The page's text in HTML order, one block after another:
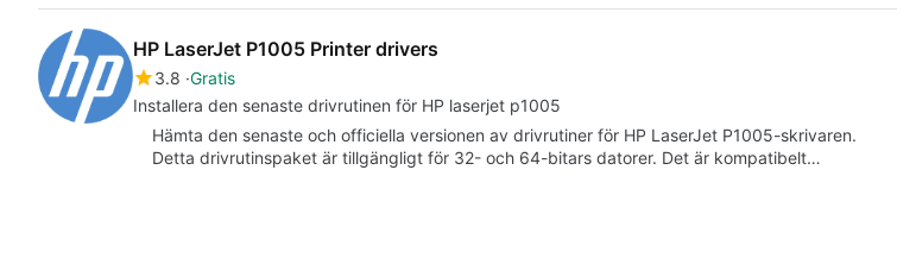
HP LaserJet P1005 Printer drivers
3.8 Gratis
Installera den senaste drivrutinen för HP laserjet p1005
Hämta den senaste och officiella versionen av drivrutiner för HP LaserJet P1005-skrivaren.
Detta drivrutinspaket är tillgängligt för 32- och 64-bitars datorer. Det är kompatibelt…